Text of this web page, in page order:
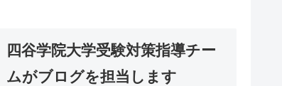
四谷学院大学受験対策指導チー
ムがブログを担当します